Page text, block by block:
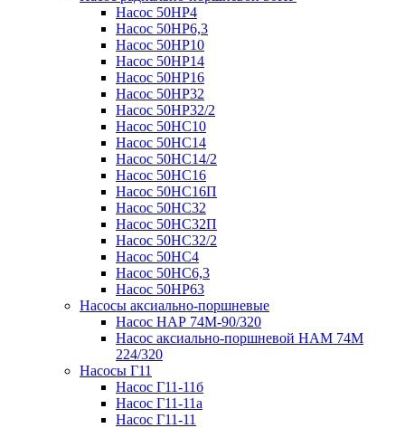
Насос 50НР4
Насос 50НР6,3
Насос 50НР10
Насос 50НР14
Насос 50НР16
Насос 50НР32
Насос 50НР32/2
Насос 50НС10
Насос 50НС14
Насос 50НС14/2
Насос 50НС16
Насос 50НС16П
Насос 50НС32
Насос 50НС32П
Насос 50НС32/2
Насос 50НС4
Насос 50НС6,3
Насос 50НР63
Насосы аксиально-поршневые
Насос НАР 74M-90/320
Насос аксиально-поршневой НАМ 74М
224/320
Насосы Г11
Насос Г11-11б
Насос Г11-11а
Насос Г11-11